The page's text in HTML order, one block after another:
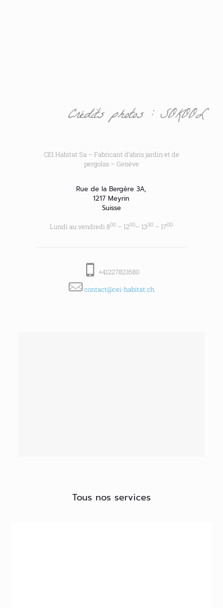
Crédits photos : SOKOOL
CEI Habitat Sa – Fabricant d’abris jardin et de
pergolas – Genève
Rue de la Bergère 3A,
1217 Meyrin
Suisse
Lundi au vendredi 800 – 1200– 1330 – 1700
+41227823580
contact@cei-habitat.ch
Tous nos services